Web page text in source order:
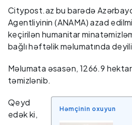
Citypost.az bu barədə
Agentliyinin (ANAMA) azad
keçirilən humanitar
bağlı həftəlik məlumatında
Məlumata əsasən, 1266.9
təmizlənib.
Həmçinin oxuyun
Qeyd
edək ki,